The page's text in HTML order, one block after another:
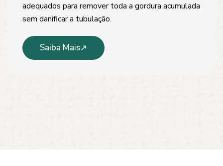
adequados para remover toda a gordura acumulada
sem danificar a tubulação.
Saiba Mais